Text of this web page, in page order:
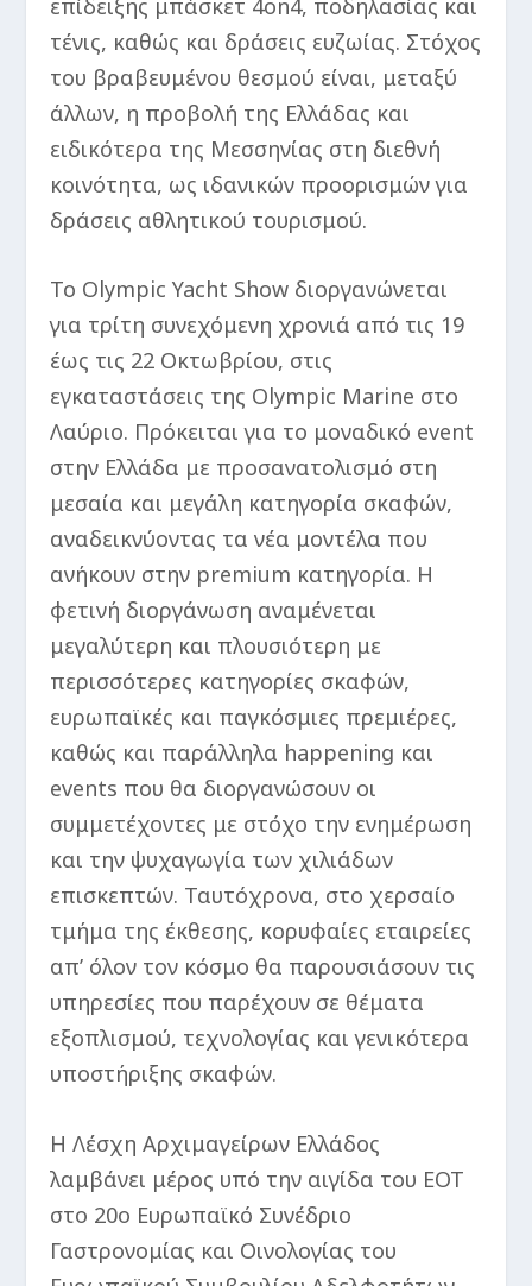
τένις, καθώς και δράσεις ευζωίας. Στόχος
του βραβευμένου θεσμού είναι, μεταξύ
άλλων, η προβολή της Ελλάδας και
ειδικότερα της Μεσσηνίας στη διεθνή
κοινότητα, ως ιδανικών προορισμών για
δράσεις αθλητικού τουρισμού.
Το Olympic Yacht Show διοργανώνεται
για τρίτη συνεχόμενη χρονιά από τις 19
έως τις 22 Οκτωβρίου, στις
εγκαταστάσεις της Olympic Marine στο
Λαύριο. Πρόκειται για το μοναδικό event
στην Ελλάδα με προσανατολισμό στη
μεσαία και μεγάλη κατηγορία σκαφών,
αναδεικνύοντας τα νέα μοντέλα που
ανήκουν στην premium κατηγορία. Η
φετινή διοργάνωση αναμένεται
μεγαλύτερη και πλουσιότερη με
περισσότερες κατηγορίες σκαφών,
ευρωπαϊκές και παγκόσμιες πρεμιέρες,
καθώς και παράλληλα happening και
events που θα διοργανώσουν οι
συμμετέχοντες με στόχο την ενημέρωση
και την ψυχαγωγία των χιλιάδων
επισκεπτών. Ταυτόχρονα, στο χερσαίο
τμήμα της έκθεσης, κορυφαίες εταιρείες
απ’ όλον τον κόσμο θα παρουσιάσουν τις
υπηρεσίες που παρέχουν σε θέματα
εξοπλισμού, τεχνολογίας και γενικότερα
υποστήριξης σκαφών.
Η Λέσχη Αρχιμαγείρων Ελλάδος
λαμβάνει μέρος υπό την αιγίδα του ΕΟΤ
στο 20ο Ευρωπαϊκό Συνέδριο
Γαστρονομίας και Οινολογίας του